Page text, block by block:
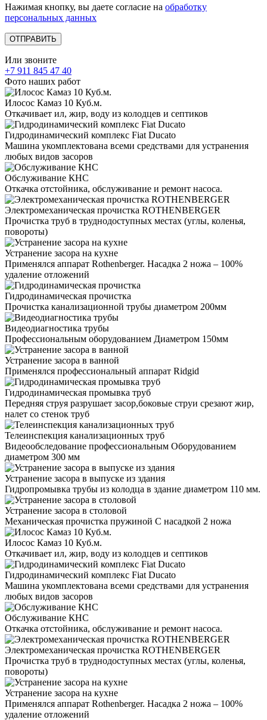
Нажимая кнопку, вы даете согласие на обработку
персональных данных
Или звоните
+7 911 845 47 40
Фото наших работ
Илосос Камаз 10 Куб.м.
Откачивает ил, жир, воду из колодцев и септиков
Гидродинамический комплекс Fiat Ducato
Машина укомплектована всеми средствами для устранения
любых видов засоров
Обслуживание КНС
Откачка отстойника, обслуживание и ремонт насоса.
Электромеханическая прочистка ROTHENBERGER
Прочистка труб в труднодоступных местах (углы, коленья,
повороты)
Устранение засора на кухне
Применялся аппарат Rothenberger. Насадка 2 ножа – 100%
удаление отложений
Гидродинамическая прочистка
Прочистка канализационной трубы диаметром 200мм
Видеодиагностика трубы
Профессиональным оборудованием Диаметром 150мм
Устранение засора в ванной
Применялся профессиональный аппарат Ridgid
Гидродинамическая промывка труб
Передняя струя разрушает засор,боковые струи срезают жир,
налет со стенок труб
Телеинспекция канализационных труб
Видеообследование профессиональным Оборудованием
диаметром 300 мм
Устранение засора в выпуске из здания
Гидропромывка трубы из колодца в здание диаметром 110 мм.
Устранение засора в столовой
Механическая прочистка пружиной С насадкой 2 ножа
Илосос Камаз 10 Куб.м.
Откачивает ил, жир, воду из колодцев и септиков
Гидродинамический комплекс Fiat Ducato
Машина укомплектована всеми средствами для устранения
любых видов засоров
Обслуживание КНС
Откачка отстойника, обслуживание и ремонт насоса.
Электромеханическая прочистка ROTHENBERGER
Прочистка труб в труднодоступных местах (углы, коленья,
повороты)
Устранение засора на кухне
Применялся аппарат Rothenberger. Насадка 2 ножа – 100%
удаление отложений